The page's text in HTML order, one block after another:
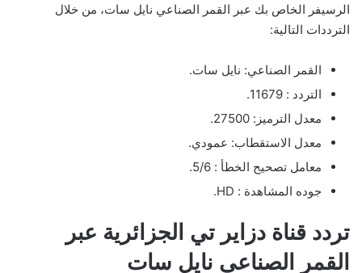
الرسيفر الخاص بك عبر القمر الصناعي نايل سات، من خلال
الترددات التالية:
القمر الصناعي: نايل سات.
التردد : 11679.
معدل الترميز: 27500.
معدل الاستقطاب: عمودي.
معامل تصحيح الخطأ : 5/6.
جوده المشاهدة : HD.
تردد قناة دزاير تي الجزائرية عبر
القمر الصناعي نايل سات